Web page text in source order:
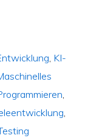
, KI-
,
,